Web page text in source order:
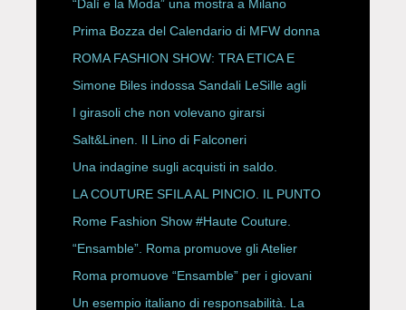
“Dalì e la Moda” una mostra a Milano
Prima Bozza del Calendario di MFW donna
P/E 2027
ROMA FASHION SHOW: TRA ETICA E
HAUTE COUTURE
Simone Biles indossa Sandali LeSille agli
ESPY Awards 2026
I girasoli che non volevano girarsi
Salt&Linen. Il Lino di Falconeri
Una indagine sugli acquisti in saldo.
LA COUTURE SFILA AL PINCIO. IL PUNTO
CON ALESSANDRO ONORATO E
ROBERTA ANGELILLI
Rome Fashion Show #Haute Couture.
“Ensamble”. Roma promuove gli Atelier
Storici
Roma promuove “Ensamble” per i giovani
Un esempio italiano di responsabilità. La